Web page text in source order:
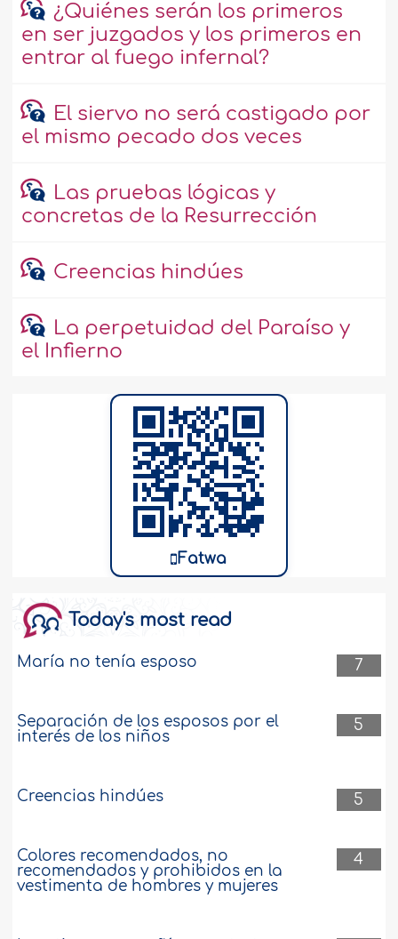
¿Quiénes serán los primeros
en ser juzgados y los primeros en
entrar al fuego infernal?
El siervo no será castigado por
el mismo pecado dos veces
Las pruebas lógicas y
concretas de la Resurrección
Creencias hindúes
La perpetuidad del Paraíso y
el Infierno
Fatwa
Today's most read
7
María no tenía esposo
5
Separación de los esposos por el
interés de los niños
5
Creencias hindúes
4
Colores recomendados, no
recomendados y prohibidos en la
vestimenta de hombres y mujeres